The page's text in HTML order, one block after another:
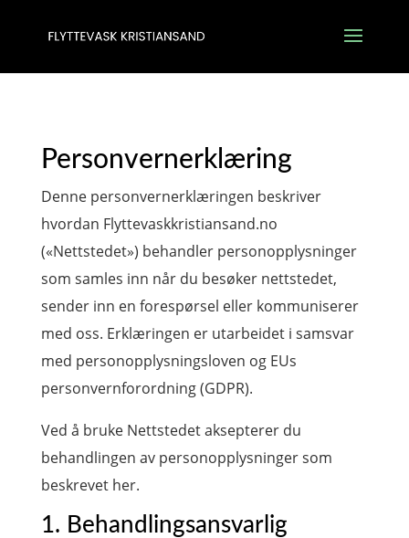
Personvernerklæring
Denne personvernerklæringen beskriver
hvordan Flyttevaskkristiansand.no
(«Nettstedet») behandler personopplysninger
som samles inn når du besøker nettstedet,
sender inn en forespørsel eller kommuniserer
med oss. Erklæringen er utarbeidet i samsvar
med personopplysningsloven og EUs
personvernforordning (GDPR).
Ved å bruke Nettstedet aksepterer du
behandlingen av personopplysninger som
beskrevet her.
1. Behandlingsansvarlig